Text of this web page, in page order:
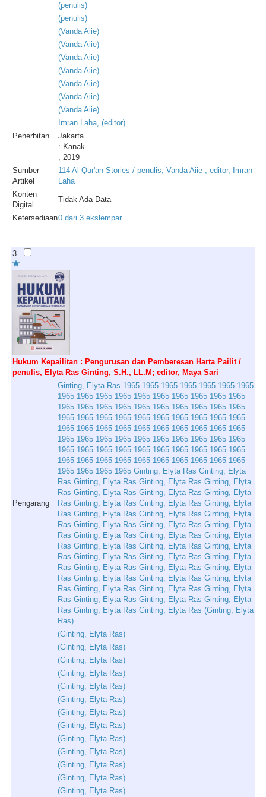
(penulis)
(penulis)
(Vanda Aiie)
(Vanda Aiie)
(Vanda Aiie)
(Vanda Aiie)
(Vanda Aiie)
(Vanda Aiie)
(Vanda Aiie)
Imran Laha, (editor)
Penerbitan
Jakarta
: Kanak
, 2019
Sumber
Artikel
114 Al Qur'an Stories / penulis, Vanda Aiie ; editor, Imran
Laha
Konten
Digital
Tidak Ada Data
Ketersediaan0 dari 3 ekslempar
3
Hukum Kepailitan : Pengurusan dan Pemberesan Harta Pailit /
penulis, Elyta Ras Ginting, S.H., LL.M; editor, Maya Sari
Pengarang
Ginting, Elyta Ras 1965 1965 1965 1965 1965 1965 1965
1965 1965 1965 1965 1965 1965 1965 1965 1965 1965
1965 1965 1965 1965 1965 1965 1965 1965 1965 1965
1965 1965 1965 1965 1965 1965 1965 1965 1965 1965
1965 1965 1965 1965 1965 1965 1965 1965 1965 1965
1965 1965 1965 1965 1965 1965 1965 1965 1965 1965
1965 1965 1965 1965 1965 1965 1965 1965 1965 1965
1965 1965 1965 1965 1965 1965 1965 1965 1965 1965
1965 1965 1965 1965 Ginting, Elyta Ras Ginting, Elyta
Ras Ginting, Elyta Ras Ginting, Elyta Ras Ginting, Elyta
Ras Ginting, Elyta Ras Ginting, Elyta Ras Ginting, Elyta
Ras Ginting, Elyta Ras Ginting, Elyta Ras Ginting, Elyta
Ras Ginting, Elyta Ras Ginting, Elyta Ras Ginting, Elyta
Ras Ginting, Elyta Ras Ginting, Elyta Ras Ginting, Elyta
Ras Ginting, Elyta Ras Ginting, Elyta Ras Ginting, Elyta
Ras Ginting, Elyta Ras Ginting, Elyta Ras Ginting, Elyta
Ras Ginting, Elyta Ras Ginting, Elyta Ras Ginting, Elyta
Ras Ginting, Elyta Ras Ginting, Elyta Ras Ginting, Elyta
Ras Ginting, Elyta Ras Ginting, Elyta Ras Ginting, Elyta
Ras Ginting, Elyta Ras Ginting, Elyta Ras Ginting, Elyta
Ras Ginting, Elyta Ras Ginting, Elyta Ras Ginting, Elyta
Ras Ginting, Elyta Ras Ginting, Elyta Ras (Ginting, Elyta
Ras)
(Ginting, Elyta Ras)
(Ginting, Elyta Ras)
(Ginting, Elyta Ras)
(Ginting, Elyta Ras)
(Ginting, Elyta Ras)
(Ginting, Elyta Ras)
(Ginting, Elyta Ras)
(Ginting, Elyta Ras)
(Ginting, Elyta Ras)
(Ginting, Elyta Ras)
(Ginting, Elyta Ras)
(Ginting, Elyta Ras)
(Ginting, Elyta Ras)